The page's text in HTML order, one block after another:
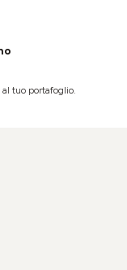
tuo portafoglio.